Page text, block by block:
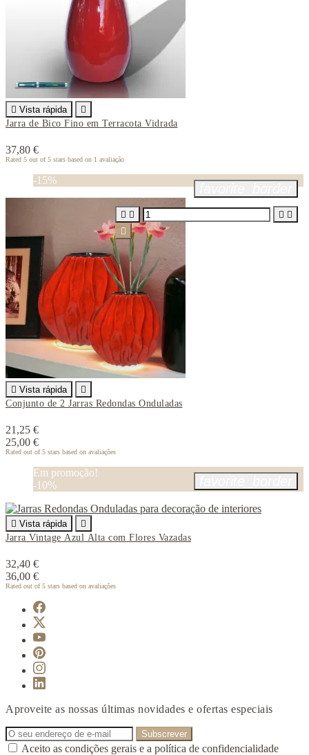
 Vista rápida

Jarra de Bico Fino em Terracota Vidrada
37,80 €
Rated 5 out of 5 stars based on 1 avaliação
-15%
 Vista rápida

Conjunto de 2 Jarras Redondas Onduladas
21,25 €
25,00 €
Rated out of 5 stars based on avaliações
   

Em promoção!
-10%
 Vista rápida

Jarra Vintage Azul Alta com Flores Vazadas
32,40 €
36,00 €
Rated out of 5 stars based on avaliações
Aproveite as nossas últimas novidades e ofertas especiais
Aceito as condições gerais e a política de confidencialidade